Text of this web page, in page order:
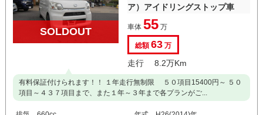
SOLDOUT
ア）アイドリングストップ車
車体 55万
総額63万
走行 8.2万Km
有料保証付けられます！！ １年走行無制限 ５０項目15400円～ ５０
項目～４３７項目まで、また１年～３年まで各プランがご...